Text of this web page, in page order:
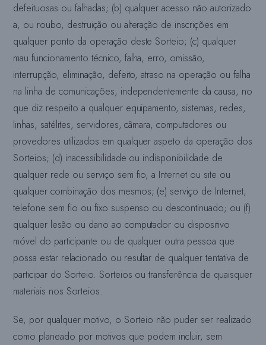
defeituosas ou falhadas; (b) qualquer acesso não autorizado
a, ou roubo, destruição ou alteração de inscrições em
qualquer ponto da operação deste Sorteio; (c) qualquer
mau funcionamento técnico, falha, erro, omissão,
interrupção, eliminação, defeito, atraso na operação ou falha
na linha de comunicações, independentemente da causa, no
que diz respeito a qualquer equipamento, sistemas, redes,
linhas, satélites, servidores, câmara,computadores ou
provedores utilizados em qualquer aspeto da operação dos
Sorteios; (d) inacessibilidade ou indisponibilidade de
qualquer rede ou serviço sem fio, a Internet ou site ou
qualquer combinação dos mesmos; (e) serviço de Internet,
telefone sem fio ou fixo suspenso ou descontinuado; ou (f)
qualquer lesão ou dano ao computador ou dispositivo
móvel do participante ou de qualquer outra pessoa que
possa estar relacionado ou resultar de qualquer tentativa de
participar do Sorteio. Sorteios ou transferência de quaisquer
materiais nos Sorteios.
Se, por qualquer motivo, o Sorteio não puder ser realizado
como planeado por motivos que podem incluir, sem